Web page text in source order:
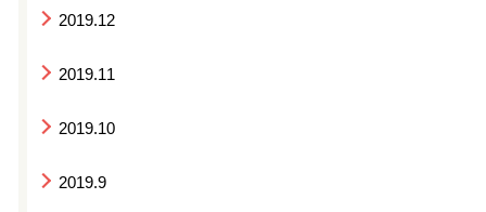
2019.12
2019.11
2019.10
2019.9